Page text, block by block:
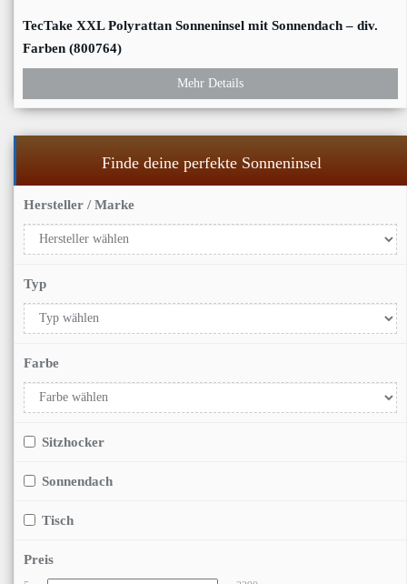
TecTake XXL Polyrattan Sonneninsel mit Sonnendach – div.
Farben (800764)
Mehr Details
Finde deine perfekte Sonneninsel
Hersteller / Marke
Typ
Farbe
Sitzhocker
Sonnendach
Tisch
Preis